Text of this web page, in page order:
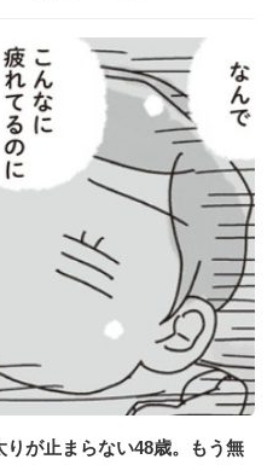
が止まらない48歳。もう無